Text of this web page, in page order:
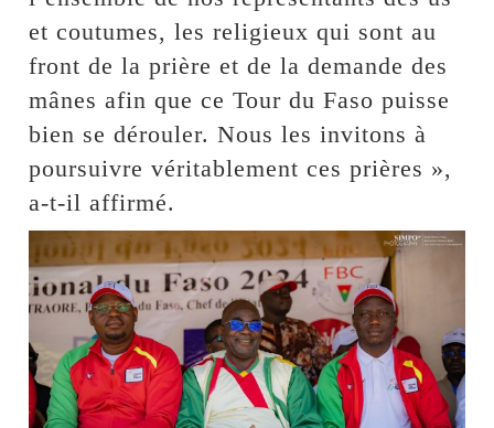
et coutumes, les religieux qui sont au
front de la prière et de la demande des
mânes afin que ce Tour du Faso puisse
bien se dérouler. Nous les invitons à
poursuivre véritablement ces prières »,
a-t-il affirmé.